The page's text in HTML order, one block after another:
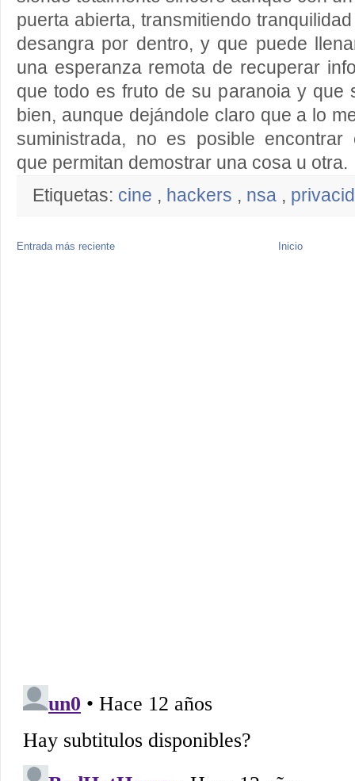
puerta abierta, transmitiendo
desangra por dentro, y que puede
una esperanza remota de recuperar
que todo es fruto de su paranoia y que
bien, aunque dejándole claro que a lo
suministrada, no es posible encontrar
que permitan demostrar una cosa u otra.
Etiquetas: cine , hackers , nsa ,
Entrada más reciente Inicio